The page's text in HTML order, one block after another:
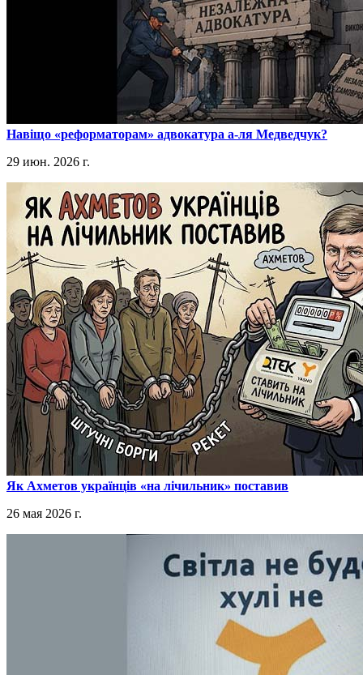
​Навіщо «реформаторам» адвокатура а-ля Медведчук?
29 июн. 2026 г.
​Як Ахметов українців «на лічильник» поставив
26 мая 2026 г.